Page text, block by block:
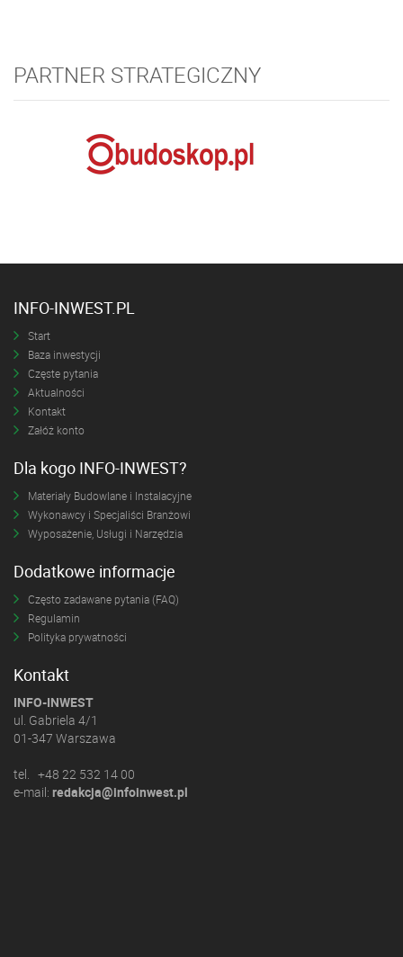
PARTNER STRATEGICZNY
INFO-INWEST.PL
Start
Baza inwestycji
Częste pytania
Aktualności
Kontakt
Załóż konto
Dla kogo INFO-INWEST?
Materiały Budowlane i Instalacyjne
Wykonawcy i Specjaliści Branżowi
Wyposażenie, Usługi i Narzędzia
Dodatkowe informacje
Często zadawane pytania (FAQ)
Regulamin
Polityka prywatności
Kontakt
INFO-INWEST
ul. Gabriela 4/1
01-347 Warszawa
tel. +48 22 532 14 00
e-mail: redakcja@infoinwest.pl